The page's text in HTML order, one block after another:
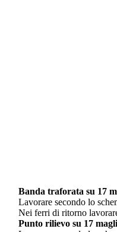
Banda traforata su 17
Lavorare secondo lo
Nei ferri di ritorno
Punto rilievo su 17